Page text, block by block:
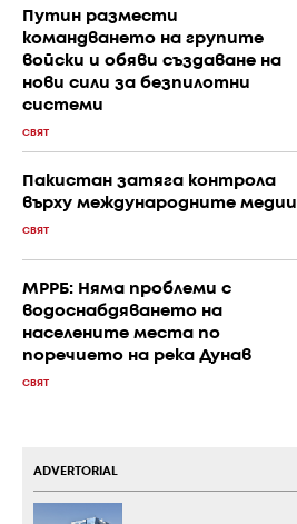
Путин размести
командването на групите
войски и обяви създаване на
нови сили за безпилотни
системи
СВЯТ
Пакистан затяга контрола
върху международните медии
СВЯТ
МРРБ: Няма проблеми с
водоснабдяването на
населените места по
поречието на река Дунав
СВЯТ
ADVERTORIAL